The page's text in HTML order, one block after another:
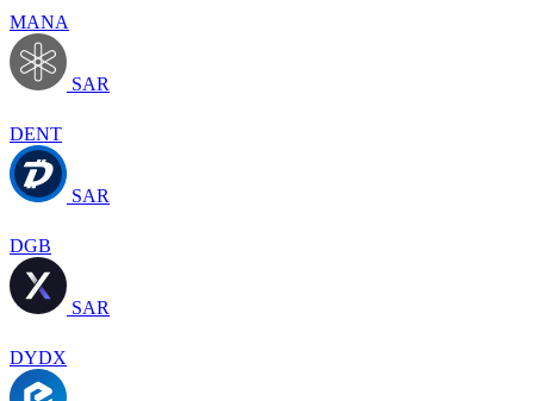
MANA
SAR
DENT
SAR
DGB
SAR
DYDX